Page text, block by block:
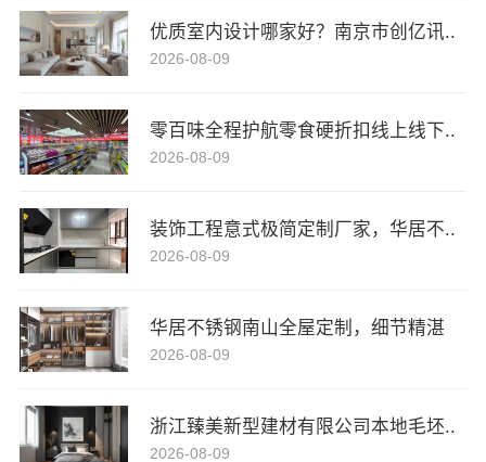
优质室内设计哪家好？南京市创亿讯..
2026-08-09
零百味全程护航零食硬折扣线上线下..
2026-08-09
装饰工程意式极简定制厂家，华居不..
2026-08-09
华居不锈钢南山全屋定制，细节精湛
2026-08-09
浙江臻美新型建材有限公司本地毛坯..
2026-08-09